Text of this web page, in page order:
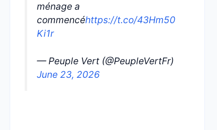
ménage a
commencéhttps://t.co/43Hm50
Ki1r
— Peuple Vert (@PeupleVertFr)
June 23, 2026